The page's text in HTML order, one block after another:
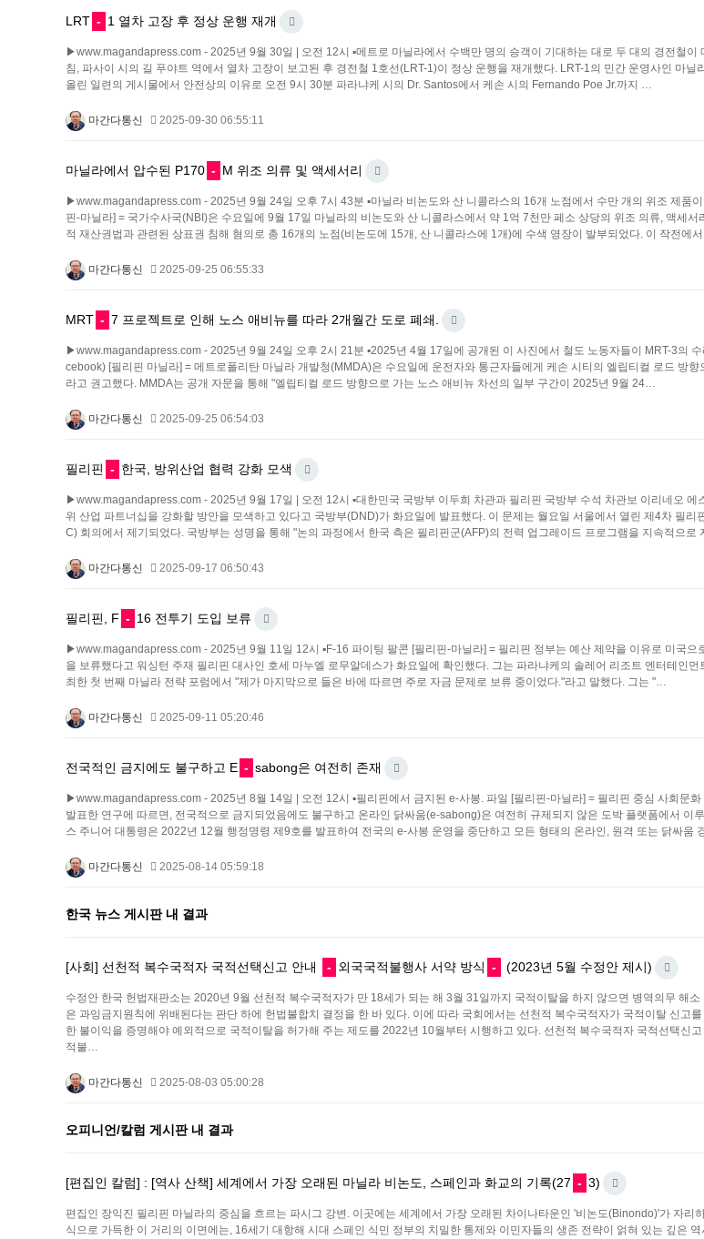
LRT - 1 열차 고장 후 정상 운행 재개
▶www.magandapress.com - 2025년 9월 30일 | 오전 12시 ▪메트로 마닐라에서 수백만 명의 승객이 기대하는 대로 두 대의 경전철이
침, 파사이 시의 길 푸야트 역에서 열차 고장이 보고된 후 경전철 1호선(LRT-1)이 정상 운행을 재개했다. LRT-1의 민간 운영사인 마닐
올린 일련의 게시물에서 안전상의 이유로 오전 9시 30분 파라냐케 시의 Dr. Santos에서 케손 시의 Fernando Poe Jr.까지 …
마간다통신 2025-09-30 06:55:11
마닐라에서 압수된 P170 - M 위조 의류 및 액세서리
▶www.magandapress.com - 2025년 9월 24일 오후 7시 43분 ▪마닐라 비논도와 산 니콜라스의 16개 노점에서 수만 개의 위조 제품
핀-마닐라] = 국가수사국(NBI)은 수요일에 9월 17일 마닐라의 비논도와 산 니콜라스에서 약 1억 7천만 페소 상당의 위조 의류, 액세서
적 재산권법과 관련된 상표권 침해 혐의로 총 16개의 노점(비논도에 15개, 산 니콜라스에 1개)에 수색 영장이 발부되었다. 이 작전에
마간다통신 2025-09-25 06:55:33
MRT - 7 프로젝트로 인해 노스 애비뉴를 따라 2개월간 도로 폐쇄.
▶www.magandapress.com - 2025년 9월 24일 오후 2시 21분 ▪2025년 4월 17일에 공개된 이 사진에서 철도 노동자들이 MRT-3의
cebook) [필리핀 마닐라] = 메트로폴리탄 마닐라 개발청(MMDA)은 수요일에 운전자와 통근자들에게 케손 시티의 엘립티컬 로드 방
라고 권고했다. MMDA는 공개 자문을 통해 "엘립티컬 로드 방향으로 가는 노스 애비뉴 차선의 일부 구간이 2025년 9월 24…
마간다통신 2025-09-25 06:54:03
필리핀 - 한국, 방위산업 협력 강화 모색
▶www.magandapress.com - 2025년 9월 17일 | 오전 12시 ▪대한민국 국방부 이두희 차관과 필리핀 국방부 수석 차관보 이리네오 에
위 산업 파트너십을 강화할 방안을 모색하고 있다고 국방부(DND)가 화요일에 발표했다. 이 문제는 월요일 서울에서 열린 제4차 필
C) 회의에서 제기되었다. 국방부는 성명을 통해 "논의 과정에서 한국 측은 필리핀군(AFP)의 전력 업그레이드 프로그램을 지속적으
마간다통신 2025-09-17 06:50:43
필리핀, F - 16 전투기 도입 보류
▶www.magandapress.com - 2025년 9월 11일 12시 ▪F-16 파이팅 팔콘 [필리핀-마닐라] = 필리핀 정부는 예산 제약을 이유로 미국으
을 보류했다고 워싱턴 주재 필리핀 대사인 호세 마누엘 로무알데스가 화요일에 확인했다. 그는 파라냐케의 솔레어 리조트 엔터테인
최한 첫 번째 마닐라 전략 포럼에서 "제가 마지막으로 들은 바에 따르면 주로 자금 문제로 보류 중이었다."라고 말했다. 그는 "…
마간다통신 2025-09-11 05:20:46
전국적인 금지에도 불구하고 E - sabong은 여전히 존재
▶www.magandapress.com - 2025년 8월 14일 | 오전 12시 ▪필리핀에서 금지된 e-사봉. 파일 [필리핀-마닐라] = 필리핀 중심 사회문
발표한 연구에 따르면, 전국적으로 금지되었음에도 불구하고 온라인 닭싸움(e-sabong)은 여전히 규제되지 않은 도박 플랫폼에서 이
스 주니어 대통령은 2022년 12월 행정명령 제9호를 발표하여 전국의 e-사봉 운영을 중단하고 모든 형태의 온라인, 원격 또는 닭싸움
마간다통신 2025-08-14 05:59:18
한국 뉴스 게시판 내 결과
[사회] 선천적 복수국적자 국적선택신고 안내 - 외국국적불행사 서약 방식 - (2023년 5월 수정안 제시)
수정안 한국 헌법재판소는 2020년 9월 선천적 복수국적자가 만 18세가 되는 해 3월 31일까지 국적이탈을 하지 않으면 병역의무 해
은 과잉금지원칙에 위배된다는 판단 하에 헌법불합치 결정을 한 바 있다. 이에 따라 국회에서는 선천적 복수국적자가 국적이탈 신고
한 불이익을 증명해야 예외적으로 국적이탈을 허가해 주는 제도를 2022년 10월부터 시행하고 있다. 선천적 복수국적자 국적선택신
적불…
마간다통신 2025-08-03 05:00:28
오피니언/칼럼 게시판 내 결과
[편집인 칼럼] : [역사 산책] 세계에서 가장 오래된 마닐라 비논도, 스페인과 화교의 기록(27 - 3)
편집인 장익진 필리핀 마닐라의 중심을 흐르는 파시그 강변. 이곳에는 세계에서 가장 오래된 차이나타운인 '비논도(Binondo)'가 자리
식으로 가득한 이 거리의 이면에는, 16세기 대항해 시대 스페인 식민 정부의 치밀한 통제와 이민자들의 생존 전략이 얽혀 있는 깊은